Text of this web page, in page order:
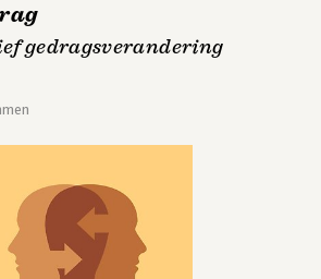
gedragsverandering